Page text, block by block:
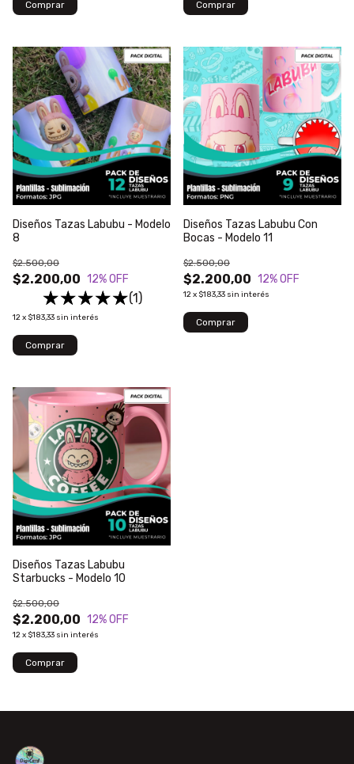
Diseños Tazas Labubu - Modelo
8
$2.200,00
$2.500,00
12% OFF
(1)
12x $183,33 sin interés
Diseños Tazas Labubu Con
Bocas - Modelo 11
$2.200,00
$2.500,00
12% OFF
12x $183,33 sin interés
Diseños Tazas Labubu
Starbucks - Modelo 10
$2.200,00
$2.500,00
12% OFF
12x $183,33 sin interés